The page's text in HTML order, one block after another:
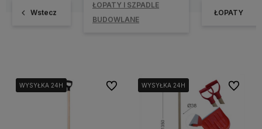
Wstecz
ŁOPATY I SZPADLE
BUDOWLANE
ŁOPATY
WYSYŁKA 24H
WYSYŁKA 24H
WYSYŁKA 24H Do ulubionychWYSYŁKA 24H
WYSYŁKA 24H Do